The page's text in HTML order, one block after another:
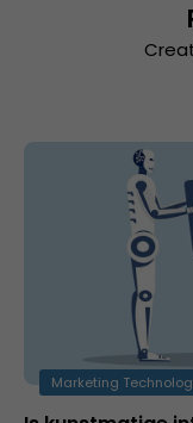
Marketing